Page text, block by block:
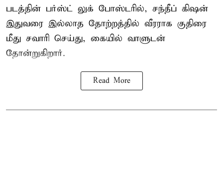
படத்தின் பர்ஸ்ட் லுக் போஸ்டரில், சந்தீப் கிஷன்
இதுவரை இல்லாத தோற்றத்தில் வீரராக குதிரை
மீது சவாரி செய்து, கையில் வாளுடன்
தோன்றுகிறார்.
Read More